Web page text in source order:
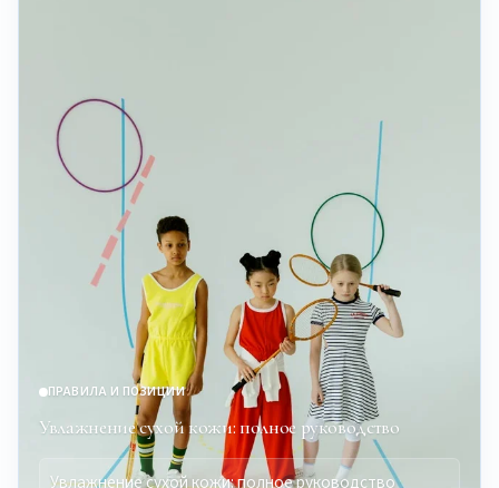
ПРАВИЛА И ПОЗИЦИИ
Увлажнение сухой кожи: полное руководство
Увлажнение сухой кожи: полное руководство